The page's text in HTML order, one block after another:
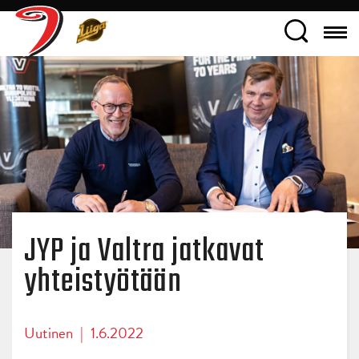
JYP ja Valtra jatkavat
yhteistyötään
Uutinen | 1.6.2022